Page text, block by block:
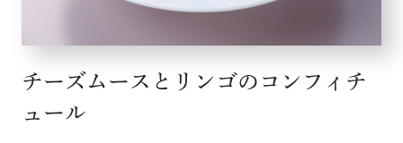
チーズムースとリンゴのコンフィチ
ュール